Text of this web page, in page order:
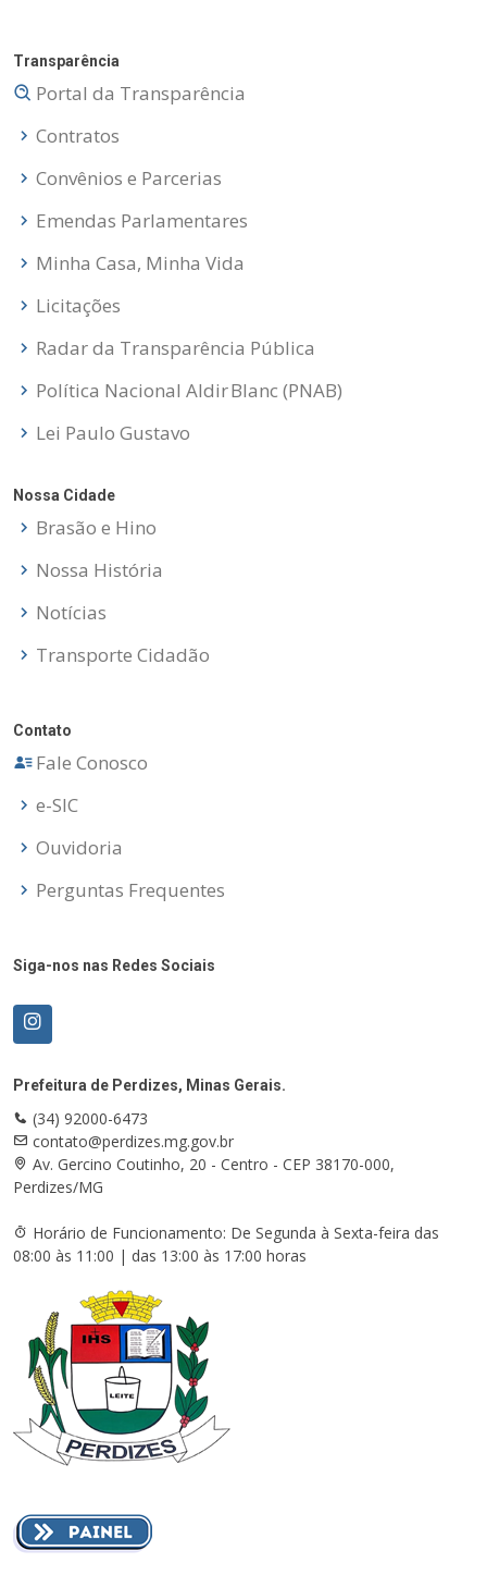
Transparência
Portal da Transparência
Contratos
Convênios e Parcerias
Emendas Parlamentares
Minha Casa, Minha Vida
Licitações
Radar da Transparência Pública
Política Nacional Aldir Blanc (PNAB)
Lei Paulo Gustavo
Nossa Cidade
Brasão e Hino
Nossa História
Notícias
Transporte Cidadão
Contato
Fale Conosco
e-SIC
Ouvidoria
Perguntas Frequentes
Siga-nos nas Redes Sociais
Prefeitura de Perdizes, Minas Gerais.
(34) 92000-6473
contato@perdizes.mg.gov.br
Av. Gercino Coutinho, 20 - Centro - CEP 38170-000,
Perdizes/MG
Horário de Funcionamento: De Segunda à Sexta-feira das
08:00 às 11:00 | das 13:00 às 17:00 horas